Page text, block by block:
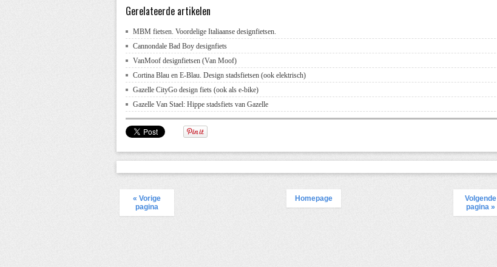
Gerelateerde artikelen
MBM fietsen. Voordelige Italiaanse designfietsen.
Cannondale Bad Boy designfiets
VanMoof designfietsen (Van Moof)
Cortina Blau en E-Blau. Design stadsfietsen (ook elektrisch)
Gazelle CityGo design fiets (ook als e-bike)
Gazelle Van Stael: Hippe stadsfiets van Gazelle
« Vorige
pagina
Volgende
pagina »
Homepage